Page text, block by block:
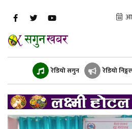
रेडियो सगुन रेडियो